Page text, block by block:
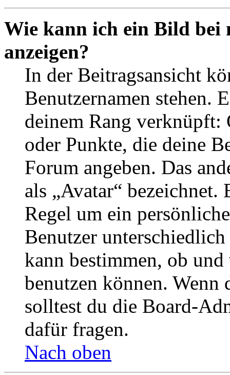
Wie kann ich ein Bild bei
anzeigen?
In der Beitragsansicht
Benutzernamen stehen.
deinem Rang verknüpft:
oder Punkte, die deine
Forum angeben. Das
als „Avatar“
Regel um ein
Benutzer
kann bestimmen, ob
benutzen können. Wenn
solltest du die Board-
dafür fragen.
Nach oben